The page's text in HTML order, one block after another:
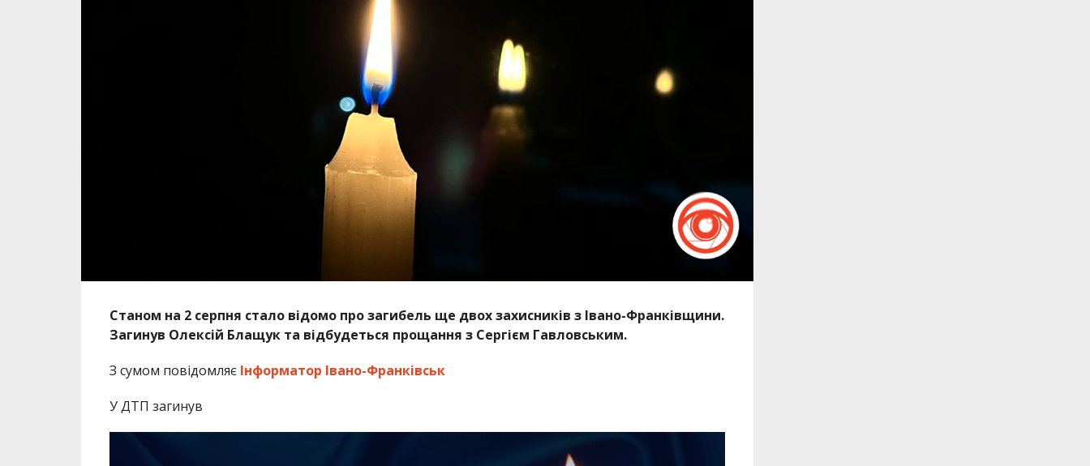
Станом на 2 серпня стало відомо про загибель ще двох захисників з Івано-Франківщини.
Загинув Олексій Блащук та відбудеться прощання з Сергієм Гавловським.
З сумом повідомляє Інформатор Івано-Франківськ
У ДТП загинув